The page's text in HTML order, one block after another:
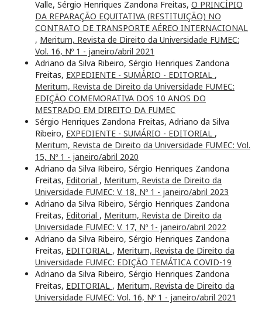
Valle, Sérgio Henriques Zandona Freitas, O PRINCÍPIO
DA REPARAÇÃO EQUITATIVA (RESTITUIÇÃO) NO
CONTRATO DE TRANSPORTE AÉREO INTERNACIONAL
, Meritum, Revista de Direito da Universidade FUMEC:
Vol. 16, Nº 1 - janeiro/abril 2021
Adriano da Silva Ribeiro, Sérgio Henriques Zandona
Freitas, EXPEDIENTE - SUMÁRIO - EDITORIAL ,
Meritum, Revista de Direito da Universidade FUMEC:
EDIÇÃO COMEMORATIVA DOS 10 ANOS DO
MESTRADO EM DIREITO DA FUMEC
Sérgio Henriques Zandona Freitas, Adriano da Silva
Ribeiro, EXPEDIENTE - SUMÁRIO - EDITORIAL ,
Meritum, Revista de Direito da Universidade FUMEC: Vol.
15, Nº 1 - janeiro/abril 2020
Adriano da Silva Ribeiro, Sérgio Henriques Zandona
Freitas, Editorial , Meritum, Revista de Direito da
Universidade FUMEC: V. 18, Nº 1 - janeiro/abril 2023
Adriano da Silva Ribeiro, Sérgio Henriques Zandona
Freitas, Editorial , Meritum, Revista de Direito da
Universidade FUMEC: V. 17, Nº 1- janeiro/abril 2022
Adriano da Silva Ribeiro, Sérgio Henriques Zandona
Freitas, EDITORIAL , Meritum, Revista de Direito da
Universidade FUMEC: EDIÇÃO TEMÁTICA COVID-19
Adriano da Silva Ribeiro, Sérgio Henriques Zandona
Freitas, EDITORIAL , Meritum, Revista de Direito da
Universidade FUMEC: Vol. 16, Nº 1 - janeiro/abril 2021